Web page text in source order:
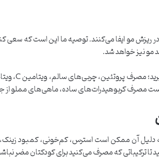
ریزش مو ایفا می‌کنند. توصیه ما این است که سعی
مو نیز خواهد شد.
مصرف کربوهیدرات‌های ساده، ماهی‌های مملو از
که دلیل آن ممکن است استرس، کم‌خونی، کمبود
تا ترکیباتی که مصرف می‌کنید برای کودکتان مضر